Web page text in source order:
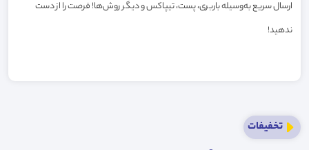
ارسال سریع به‌وسیله باربری، پست، تیپاکس و دیگر روش‌ها! فرصت را از دست
ندهید!
تخفیفات